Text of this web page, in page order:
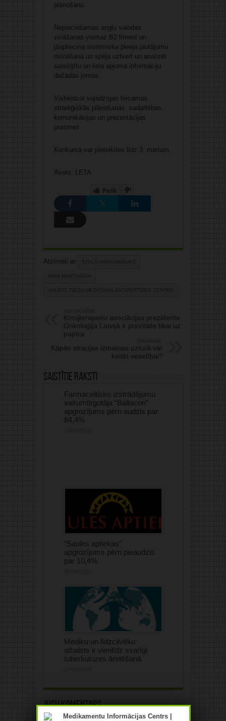
plānošanu.
Nepieciešamas angļu valodas
zināšanas vismaz B2 līmenī un
jāapliecina sistēmiska pieeja jautājumu
risināšanā un spēja uztvert un analizēt
sarežģītu un liela apjoma informāciju
dažādās jomās.
Visbeidzot vajadzīgas teicamas
stratēģiskās plānošanas, sadarbības,
komunikācijas un prezentācijas
prasmes.
Konkursā var pieteikties līdz 3. martam.
Avots: LETA
Patīk
Atzīmēti ar: EGILS HARASIMJUKS
INGA MARTINOVA
VALSTS TIESU MEDICĪNAS EKSPERTĪZES CENTRS
Ķīmijterapeitu asociācijas prezidente:
Onkoloģija Latvijā ir prioritāte tikai uz
papīra
Kāpēc straujas izmaiņas uzturā var
kaitēt veselībai?
Saistītie raksti
Farmaceitisko izstrādājumu
vairumtirgotāja “Baltacon”
apgrozījums pērn audzis par
84,4%
“Saules aptiekas”
apgrozījums pērn pieaudzis
par 10,4%
Mediķu un līdzcilvēku
atbalsts ir vienlīdz svarīgi
tuberkulozes ārstēšanā
Jūsu komentārs